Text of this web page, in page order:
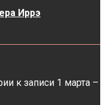
Иррэ
к записи 1 марта –